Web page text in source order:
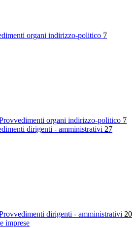
organi indirizzo-politico 7
organi indirizzo-politico 7
dirigenti - amministrativi 27
dirigenti - amministrativi 20
imprese